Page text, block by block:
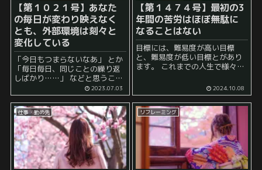
【第１０２１号】あなた
の毎日が変わり映えなく
とも、外部環境は刻々と
変化している
「今日もつまらないなあ」 とか
「毎日毎日、同じことの繰り返
しばかり……」 などと思うこと
クをしている場合も、 「今日も
またこんな仕事か」 とか 「また
これか、もう飽...
2023.07.03
【第１４７４号】最初の3
年間の苦労はほぼ無駄に
なることはない
目標には、難易度が高い目標
と、難易度が低い目標とがあり
ます。 これまでの人生で様々な
は、難易度が高い目標に挑戦し
たくなることでしょう。 そし
て、「3年間は苦労が必要」とい
うフレーズは、多くの分野で耳
に...
2024.10.08
仕事・勤め先 リフレーミング